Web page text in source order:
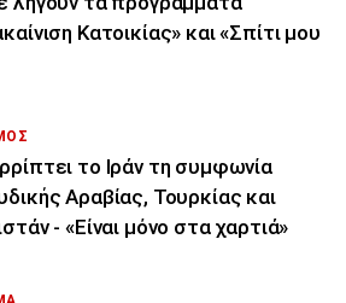
Κατοικίας» και «Σπίτι μου
το Ιράν τη συμφωνία
Αραβίας, Τουρκίας και
- «Είναι μόνο στα χαρτιά»